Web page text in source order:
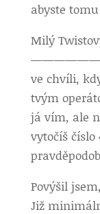
abyste
Milý
ve chvíli,
tvým
já vím, ale
vytočíš
Povýšil
Již